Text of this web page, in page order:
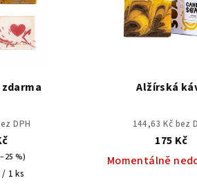
zdarma
DPH
%)
1 ks
Alžírská
144,63 Kč bez
175 Kč
Momentálně